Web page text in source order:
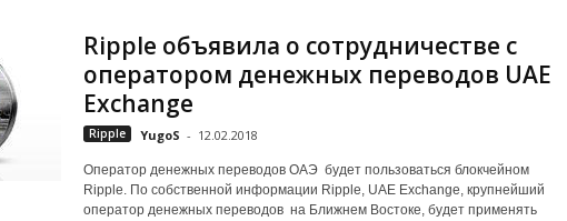
Ripple объявила о сотрудничестве с
оператором денежных переводов UAE
Exchange
Ripple YugoS - 12.02.2018
Оператор денежных переводов ОАЭ будет пользоваться блокчейном
Ripple. По собственной информации Ripple, UAE Exchange, крупнейший
оператор денежных переводов на Ближнем Востоке, будет применять